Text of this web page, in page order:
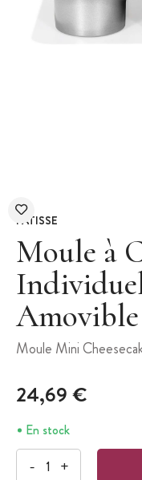
PATISSE
Moule à
Amovible
Moule Mini
24,69 €
En stock
- +